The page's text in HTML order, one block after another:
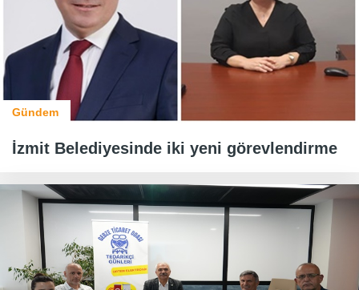
Gündem
İzmit Belediyesinde iki yeni görevlendirme